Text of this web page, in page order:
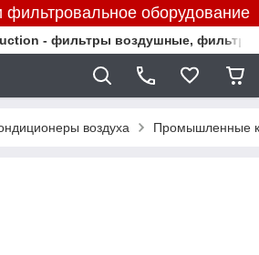
фильтровальное оборудование
- фильтры воздушные,
воздуха Промышленные